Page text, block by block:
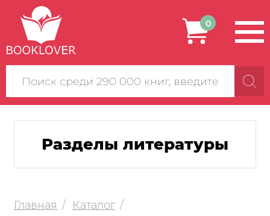
Поиск
по
сайту
0
Разделы литературы
Главная
Каталог